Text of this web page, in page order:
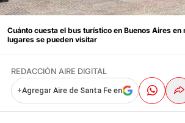
Cuánto cuesta el bus turístico en Buenos Aires en
lugares se pueden visitar
REDACCIÓN AIRE DIGITAL
+Agregar Aire de Santa Fe en